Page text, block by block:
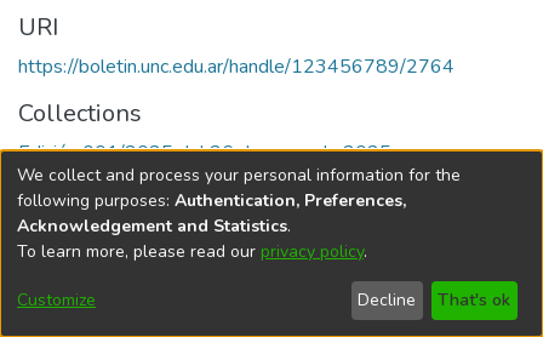
URI
https://boletin.unc.edu.ar/handle/123456789/2764
Collections
Edición 001/2025 del 26 de mayo de 2025
Universidad Nacional de Córdoba
We collect and process your personal information for the
following purposes: Authentication, Preferences,
Acknowledgement and Statistics.
To learn more, please read our privacy policy.
Customize Decline That's ok